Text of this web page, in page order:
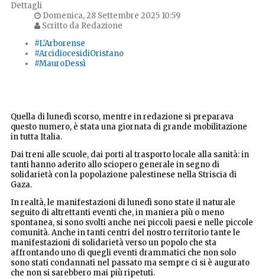
Dettagli
Domenica, 28 Settembre 2025 10:59
Scritto da Redazione
#L'Arborense
#ArcidiocesidiOristano
#MauroDessì
Quella di lunedì scorso, mentre in redazione si preparava
questo numero, è stata una giornata di grande mobilitazione
in tutta Italia.
Dai treni alle scuole, dai porti al trasporto locale alla sanità: in
tanti hanno aderito allo sciopero generale in segno di
solidarietà con la popolazione palestinese nella Striscia di
Gaza.
In realtà, le manifestazioni di lunedì sono state il naturale
seguito di altrettanti eventi che, in maniera più o meno
spontanea, si sono svolti anche nei piccoli paesi e nelle piccole
comunità. Anche in tanti centri del nostro territorio tante le
manifestazioni di solidarietà verso un popolo che sta
affrontando uno di quegli eventi drammatici che non solo
sono stati condannati nel passato ma sempre ci si è augurato
che non si sarebbero mai più ripetuti.